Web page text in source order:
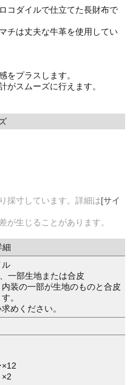
コダイルで仕立てた長財布で
チは丈夫な牛革を使用してい
をプラスします。
がスムーズに行えます。
採寸しています。詳細は[サイ
が生じることがあります。
細
ル
一部生地または合皮
装の一部が生地のものと合皮
。
めください。
×12
×2